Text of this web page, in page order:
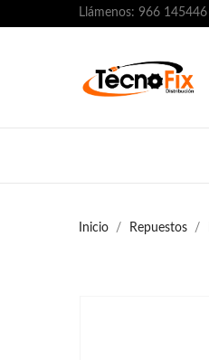
Llámenos: 966 145446
Inicio Repuestos